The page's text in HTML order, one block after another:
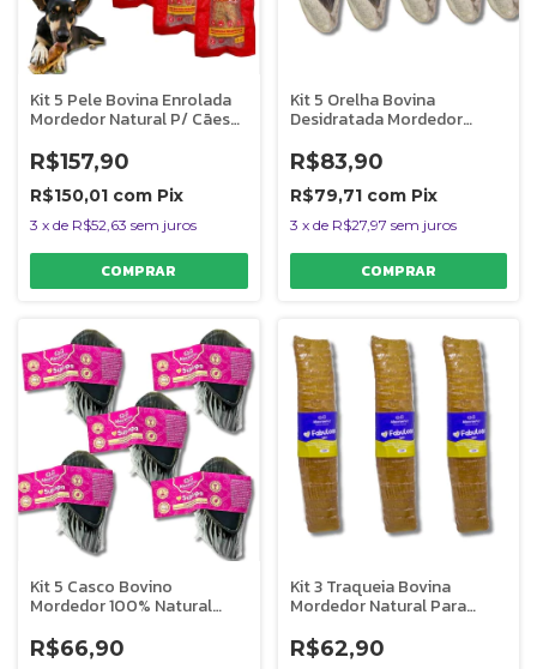
Kit 5 Pele Bovina Enrolada
Mordedor Natural P/ Cães
AlecrimPet
R$157,90
R$150,01 com Pix
3 x de R$52,63 sem juros
Kit 5 Orelha Bovina
Desidratada Mordedor
AlecrimPet
R$83,90
R$79,71 com Pix
3 x de R$27,97 sem juros
Kit 5 Casco Bovino
Mordedor 100% Natural
AlecrimPet
R$66,90
Kit 3 Traqueia Bovina
Mordedor Natural Para
AlecrimPet
R$62,90